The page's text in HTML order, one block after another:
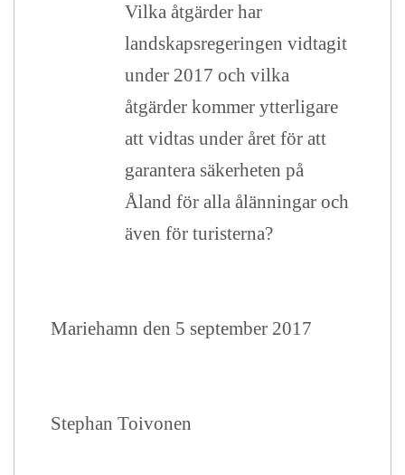
Vilka åtgärder har
landskapsregeringen vidtagit
under 2017 och vilka
åtgärder kommer ytterligare
att vidtas under året för att
garantera säkerheten på
Åland för alla ålänningar och
även för turisterna?
Mariehamn den 5 september 2017
Stephan Toivonen